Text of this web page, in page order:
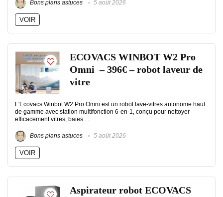
Bons plans astuces 5 août 2026
VOIR
ECOVACS WINBOT W2 Pro
Omni – 396€ – robot laveur de
vitre
L'Ecovacs Winbot W2 Pro Omni est un robot lave-vitres autonome haut
de gamme avec station multifonction 6-en-1, conçu pour nettoyer
efficacement vitres, baies ...
Bons plans astuces 5 août 2026
VOIR
Aspirateur robot ECOVACS